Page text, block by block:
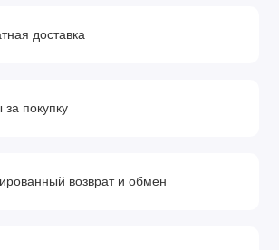
доставка
за покупку
возврат и обмен